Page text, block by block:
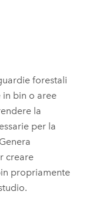
forestali
bin o aree
la
per la
creare
propriamente